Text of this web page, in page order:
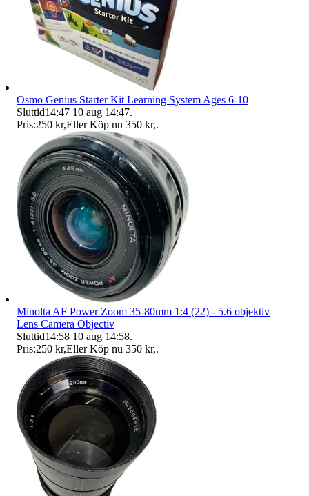
Osmo Genius Starter Kit Learning System Ages 6-10
Sluttid14:47 10 aug 14:47.
Pris:250 kr,Eller Köp nu 350 kr,.
Minolta AF Power Zoom 35-80mm 1:4 (22) - 5.6 objektiv
Lens Camera Objectiv
Sluttid14:58 10 aug 14:58.
Pris:250 kr,Eller Köp nu 350 kr,.